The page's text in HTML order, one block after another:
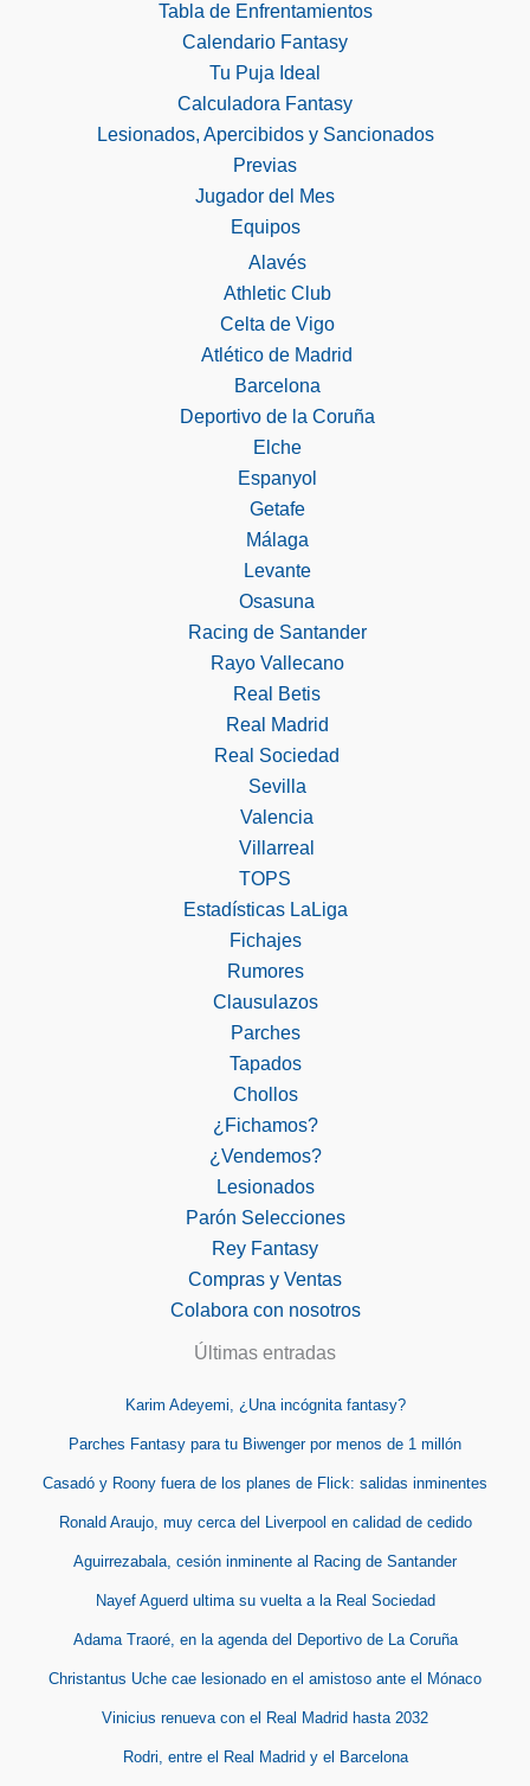
Tabla de Enfrentamientos
Calendario Fantasy
Tu Puja Ideal
Calculadora Fantasy
Lesionados, Apercibidos y Sancionados
Previas
Jugador del Mes
Equipos
Alavés
Athletic Club
Celta de Vigo
Atlético de Madrid
Barcelona
Deportivo de la Coruña
Elche
Espanyol
Getafe
Málaga
Levante
Osasuna
Racing de Santander
Rayo Vallecano
Real Betis
Real Madrid
Real Sociedad
Sevilla
Valencia
Villarreal
TOPS
Estadísticas LaLiga
Fichajes
Rumores
Clausulazos
Parches
Tapados
Chollos
¿Fichamos?
¿Vendemos?
Lesionados
Parón Selecciones
Rey Fantasy
Compras y Ventas
Colabora con nosotros
Últimas entradas
Karim Adeyemi, ¿Una incógnita fantasy?
Parches Fantasy para tu Biwenger por menos de 1 millón
Casadó y Roony fuera de los planes de Flick: salidas inminentes
Ronald Araujo, muy cerca del Liverpool en calidad de cedido
Aguirrezabala, cesión inminente al Racing de Santander
Nayef Aguerd ultima su vuelta a la Real Sociedad
Adama Traoré, en la agenda del Deportivo de La Coruña
Christantus Uche cae lesionado en el amistoso ante el Mónaco
Vinicius renueva con el Real Madrid hasta 2032
Rodri, entre el Real Madrid y el Barcelona